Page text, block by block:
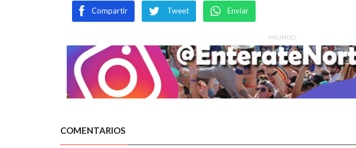
Compartir Tweet Enviar
ANUNCIO
COMENTARIOS